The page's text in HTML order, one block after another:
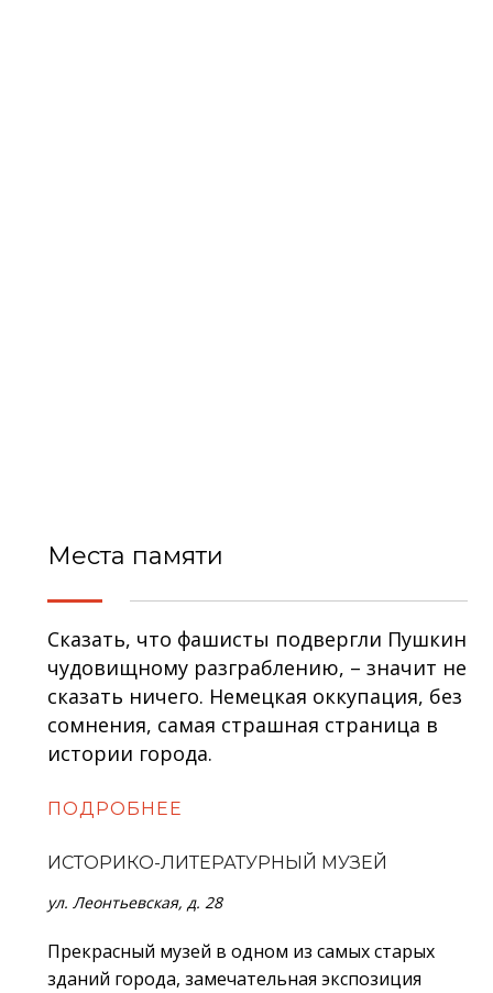
Места памяти
Сказать, что фашисты подвергли Пушкин
чудовищному разграблению, – значит не
сказать ничего. Немецкая оккупация, без
сомнения, самая страшная страница в
истории города.
ПОДРОБНЕЕ
ИСТОРИКО-ЛИТЕРАТУРНЫЙ МУЗЕЙ
ул. Леонтьевская, д. 28
Прекрасный музей в одном из самых старых
зданий города, замечательная экспозиция